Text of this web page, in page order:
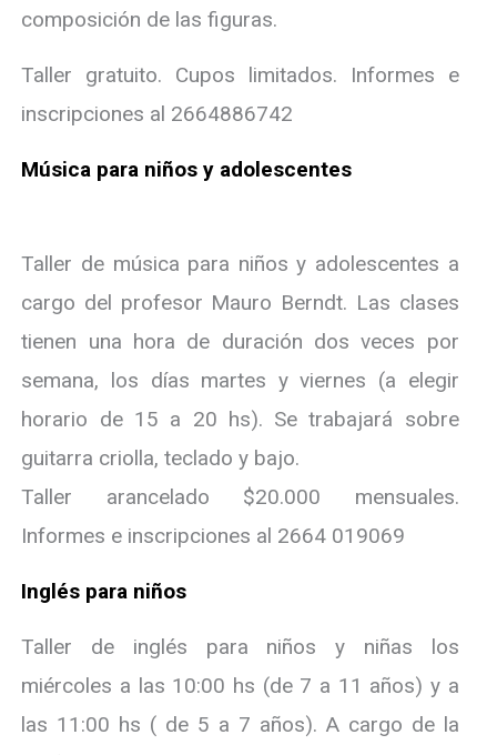
composición de las figuras.
Taller gratuito. Cupos limitados. Informes e
inscripciones al 2664886742
Música para niños y adolescentes
Taller de música para niños y adolescentes a
cargo del profesor Mauro Berndt. Las clases
tienen una hora de duración dos veces por
semana, los días martes y viernes (a elegir
horario de 15 a 20 hs). Se trabajará sobre
guitarra criolla, teclado y bajo.
Taller arancelado $20.000 mensuales.
Informes e inscripciones al 2664 019069
Inglés para niños
Taller de inglés para niños y niñas los
miércoles a las 10:00 hs (de 7 a 11 años) y a
las 11:00 hs ( de 5 a 7 años). A cargo de la